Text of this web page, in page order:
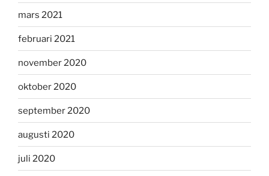
mars 2021
februari 2021
november 2020
oktober 2020
september 2020
augusti 2020
juli 2020